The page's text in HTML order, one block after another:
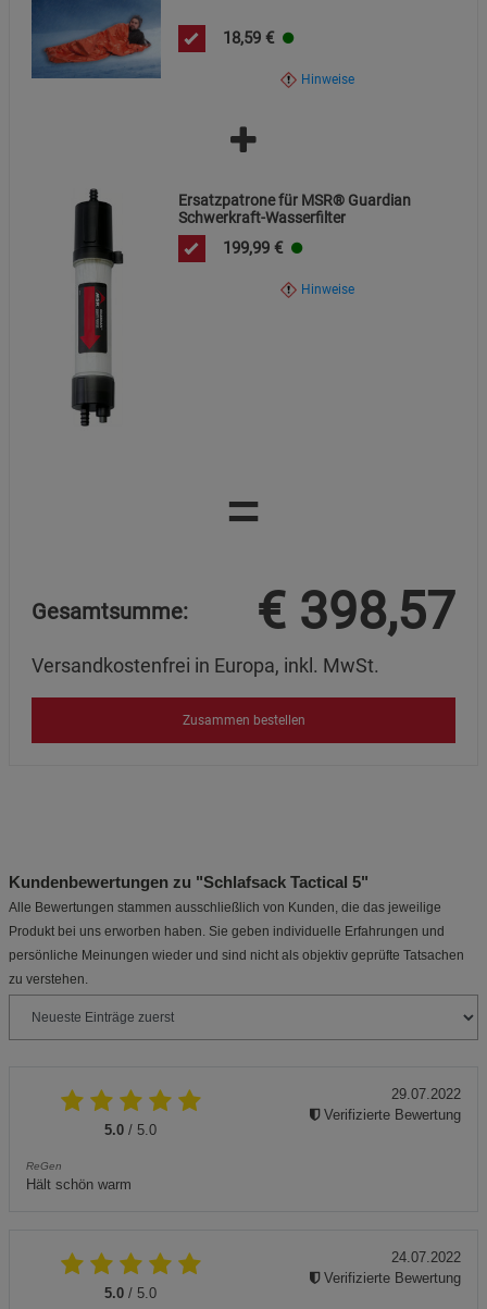
18,59 €
Hinweise
Ersatzpatrone für MSR® Guardian
Schwerkraft-Wasserfilter
199,99 €
Hinweise
=
Gesamtsumme: € 398,57
Versandkostenfrei in Europa, inkl. MwSt.
Zusammen bestellen
Kundenbewertungen zu "Schlafsack Tactical 5"
Alle Bewertungen stammen ausschließlich von Kunden, die das jeweilige
Produkt bei uns erworben haben. Sie geben individuelle Erfahrungen und
persönliche Meinungen wieder und sind nicht als objektiv geprüfte Tatsachen
zu verstehen.
5.0 / 5.0
ReGen
Hält schön warm
29.07.2022
Verifizierte Bewertung
5.0 / 5.0
24.07.2022
Verifizierte Bewertung